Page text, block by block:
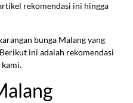
rekomendasi ini hingga
bunga Malang yang
ini adalah rekomendasi